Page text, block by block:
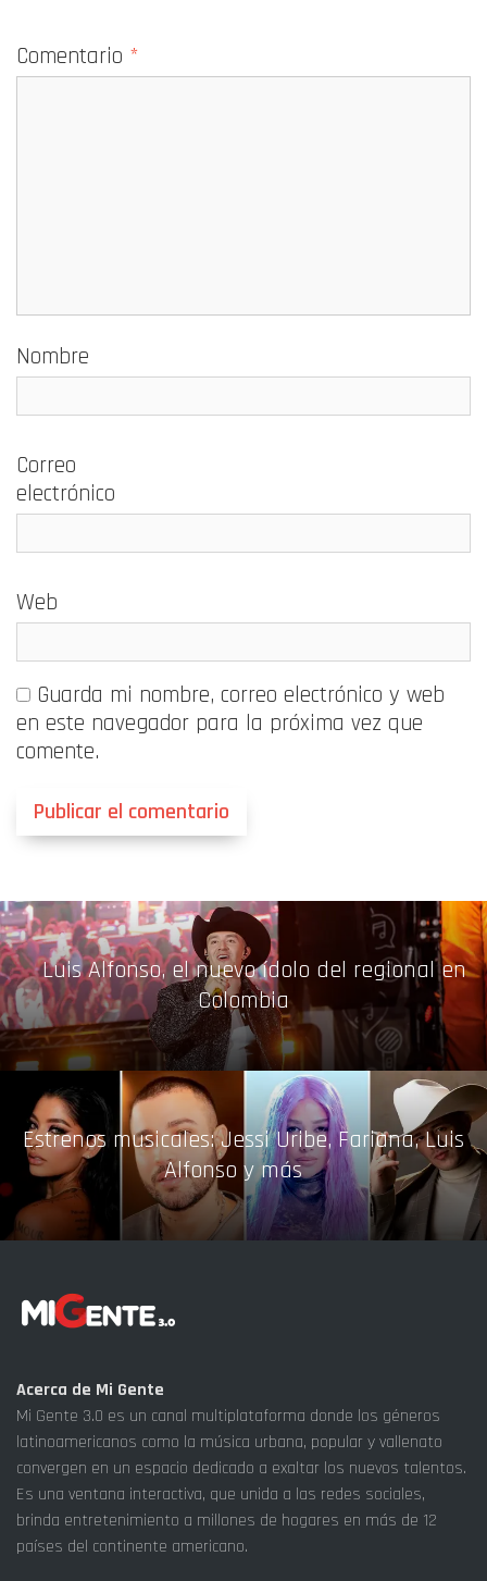
Comentario *
Nombre
Correo
electrónico
Web
Guarda mi nombre, correo electrónico y web
en este navegador para la próxima vez que
comente.
Luis Alfonso, el nuevo ídolo del regional en
Colombia
Estrenos musicales: Jessi Uribe, Fariana, Luis
Alfonso y más
Acerca de Mi Gente
Mi Gente 3.0 es un canal multiplataforma donde los géneros
latinoamericanos como la música urbana, popular y vallenato
convergen en un espacio dedicado a exaltar los nuevos talentos.
Es una ventana interactiva, que unida a las redes sociales,
brinda entretenimiento a millones de hogares en más de 12
países del continente americano.